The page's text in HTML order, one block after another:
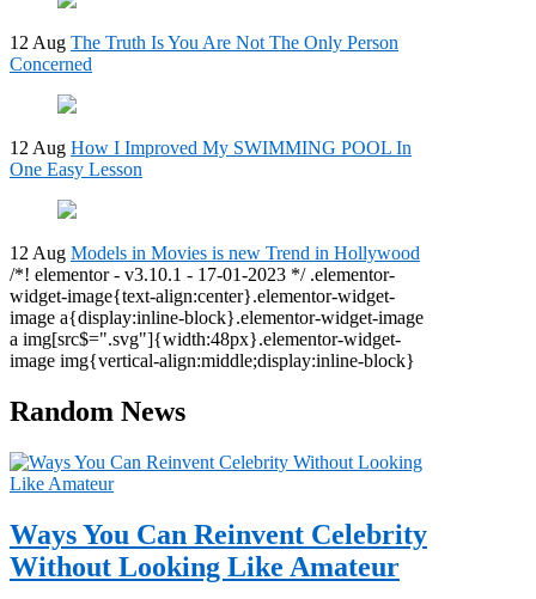
12 Aug The Truth Is You Are Not The Only Person
Concerned
12 Aug How I Improved My SWIMMING POOL In
One Easy Lesson
12 Aug Models in Movies is new Trend in Hollywood
/*! elementor - v3.10.1 - 17-01-2023 */ .elementor-
widget-image{text-align:center}.elementor-widget-
image a{display:inline-block}.elementor-widget-image
a img[src$=".svg"]{width:48px}.elementor-widget-
image img{vertical-align:middle;display:inline-block}
Random News
Ways You Can Reinvent Celebrity
Without Looking Like Amateur